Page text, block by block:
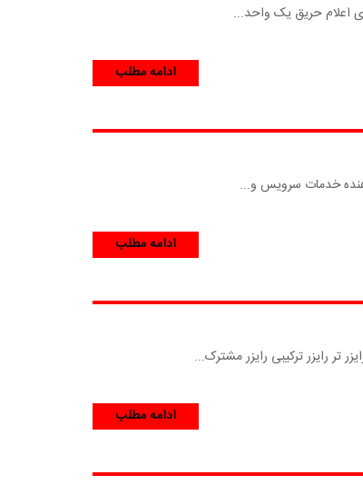
ادامه مطلب
خدمات سرویس و...
ادامه مطلب
تر رایزر ترکیبی رایزر مشترک...
ادامه مطلب